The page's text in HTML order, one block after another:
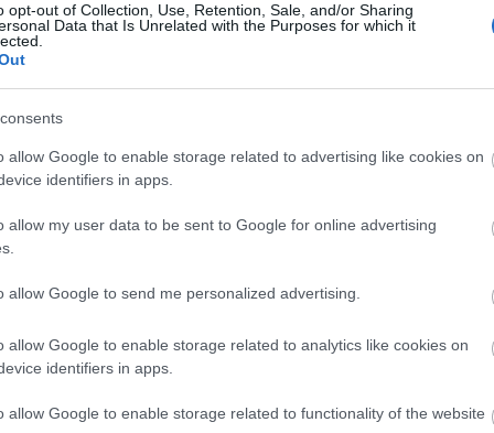
opt-out of Collection, Use, Retention, Sale, and/or Sharing
Data that Is Unrelated with the Purposes for which it
allow Google to enable storage related to advertising like cookies on
identifiers in apps.
allow my user data to be sent to Google for online advertising
allow Google to send me personalized advertising.
allow Google to enable storage related to analytics like cookies on
identifiers in apps.
allow Google to enable storage related to functionality of the website
A Budapest Bábszínház Lázár Ervin-mesékből
Chişinău nemzetközi bábszínházi fesztiválján vesz
részt.